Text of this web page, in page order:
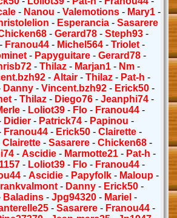
- Nanou - Valemotions- Mary1-
- Esperancia- Sasarere
- Gerard78- Steph93-
- Franou44 - Michel564 -Triolet -
- Papyguitare- Gerard78-
- Thilaz- Marjan1- Nm-
-Altair -Thilaz - Pat-h -
Danny- Vincent.bzh92- Erick50-
- Thilaz- Diego76- Jeanphi74-
- Loliot39 - Flo - Franou44 -
Didier- Patrick74- Papinou -
Franou44- Erick50- Clairette-
Clairette -Sasarere -Chicken68 -
- Ascidie- Marmotte21- Pat-h -
- Loliot39 - Flo - Franou44 -
-Ascidie - Papyfolk - Maloup -
- Danny- Erick50-
Baladins- Jpg94320- Mariel -
-Sasarere - Franou44 -